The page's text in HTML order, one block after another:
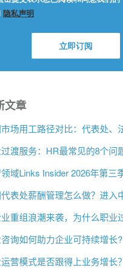
文章
询如何助力企业可持续增长?